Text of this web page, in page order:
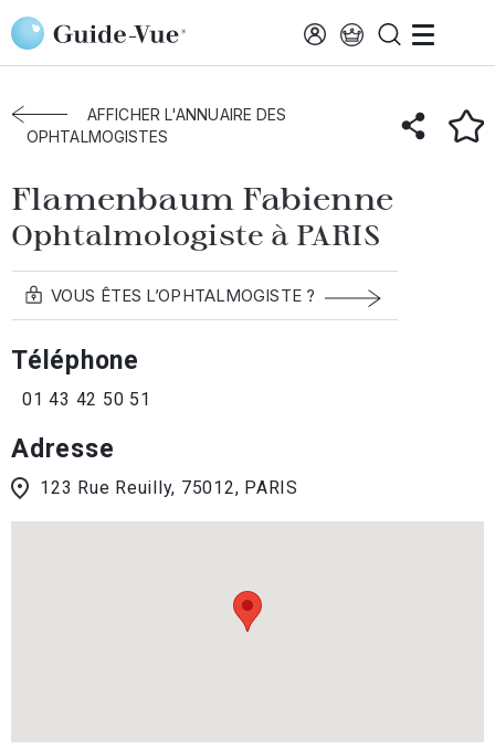
Aller au contenu principal
Accueil Annuaire des ophtalmologistes
Paris
Flamenbaum Fabienne
AFFICHER L'ANNUAIRE DES
OPHTALMOGISTES
Flamenbaum Fabienne
Ophtalmologiste à PARIS
VOUS ÊTES L’OPHTALMOGISTE ?
Téléphone
01 43 42 50 51
Adresse
123 Rue Reuilly, 75012, PARIS